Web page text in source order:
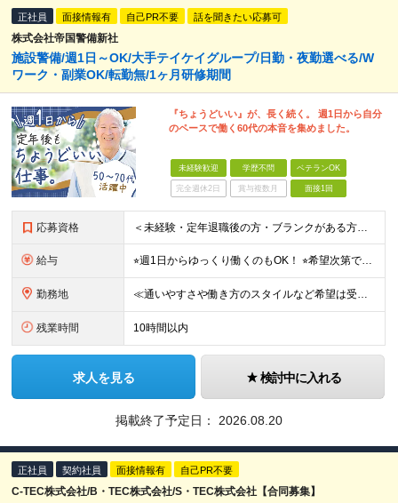
正社員 面接情報有 自己PR不要 話を聞きたい応募可
株式会社帝国警備新社
施設警備/週1日～OK/大手テイケイグループ/日勤・夜勤選べる/W
ワーク・副業OK/転勤無/1ヶ月研修期間
『ちょうどいい』が、長く続く。 週1日から自分
のペースで働く60代の本音を集めました。
未経験歓迎 学歴不問 ベテランOK
完全週休2日 賞与複数月 面接1回
応募資格 ＜未経験・定年退職後の方・ブランクがある方も大歓迎！＞ ※学歴不問 ★基本的なPCスキルをお持ちの方は歓迎します！ ★コミュニケーションが得意でない方でも大丈夫！ ★専門知識は不要、丁寧に指導しま
給与 ⭐︎週1日からゆっくり働くのもOK！ ⭐︎希望次第で収入UPも可能！ 日勤／日給10,400円～11,700円 当務（当直）／日給21,450円～24,700円 長夜勤／日給13,650円～15,2
勤務地 ≪通いやすさや働き方のスタイルなど希望は受け入れます！≫ ★転居を伴う転勤なし ★直行直帰が基本 ★駅チカ・オープニング案件も多数 ・希望に応じて東京都内近郊、ほか神奈川・千葉・埼玉も含め、配属先を
残業時間 10時間以内
求人を見る 検討中に入れる
掲載終了予定日： 2026.08.20
正社員 契約社員 面接情報有 自己PR不要
C-TEC株式会社/B・TEC株式会社/S・TEC株式会社【合同募集】